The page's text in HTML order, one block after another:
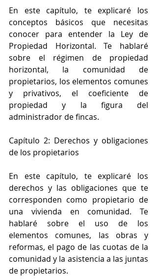
En este capítulo, te explicaré los
conceptos básicos que necesitas
conocer para entender la Ley de
Propiedad Horizontal. Te hablaré
sobre el régimen de propiedad
horizontal, la comunidad de
propietarios, los elementos comunes
y privativos, el coeficiente de
propiedad y la figura del
administrador de fincas.
Capítulo 2: Derechos y obligaciones
de los propietarios
En este capítulo, te explicaré los
derechos y las obligaciones que te
corresponden como propietario de
una vivienda en comunidad. Te
hablaré sobre el uso de los
elementos comunes, las obras y
reformas, el pago de las cuotas de la
comunidad y la asistencia a las juntas
de propietarios.